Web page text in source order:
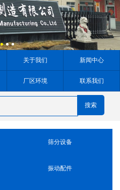
关于我们 新闻中心
厂区环境 联系我们
筛分设备
振动配件